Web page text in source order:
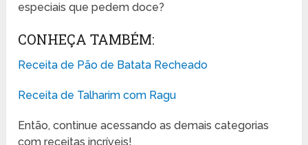
especiais que pedem doce?
CONHEÇA TAMBÉM:
Receita de Pão de Batata Recheado
Receita de Talharim com Ragu
Então, continue acessando as demais categorias
com receitas incríveis!